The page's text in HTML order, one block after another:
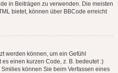
in Beiträgen zu verwenden. Die meisten
bietet, können über BBCode erreicht
werden können, um ein Gefühl
einen kurzen Code, z. B. bedeutet :)
können Sie beim Verfassen eines